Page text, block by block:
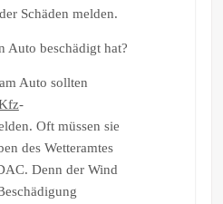
Schäden melden.
Auto beschädigt hat?
Auto sollten
-
Oft müssen sie
des Wetteramtes
Denn der Wind